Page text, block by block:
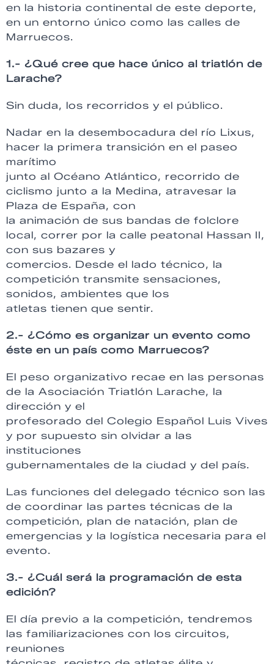
en la historia continental de este deporte,
en un entorno único como las calles de
Marruecos.
1.- ¿Qué cree que hace único al triatlón de
Larache?
Sin duda, los recorridos y el público.
Nadar en la desembocadura del río Lixus,
hacer la primera transición en el paseo
marítimo
junto al Océano Atlántico, recorrido de
ciclismo junto a la Medina, atravesar la
Plaza de España, con
la animación de sus bandas de folclore
local, correr por la calle peatonal Hassan II,
con sus bazares y
comercios. Desde el lado técnico, la
competición transmite sensaciones,
sonidos, ambientes que los
atletas tienen que sentir.
2.- ¿Cómo es organizar un evento como
éste en un país como Marruecos?
El peso organizativo recae en las personas
de la Asociación Triatlón Larache, la
dirección y el
profesorado del Colegio Español Luis Vives
y por supuesto sin olvidar a las
instituciones
gubernamentales de la ciudad y del país.
Las funciones del delegado técnico son las
de coordinar las partes técnicas de la
competición, plan de natación, plan de
emergencias y la logística necesaria para el
evento.
3.- ¿Cuál será la programación de esta
edición?
El día previo a la competición, tendremos
las familiarizaciones con los circuitos,
reuniones